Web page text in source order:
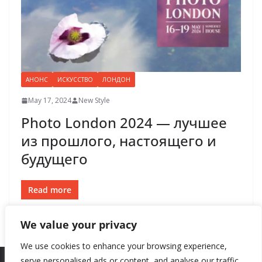
We value your privacy
We use cookies to enhance your browsing experience,
АНОНС ИСКУССТВО ЛОНДОН
May 17, 2024 New Style
Photo London 2024 — лучшее
из прошлого, настоящего и
будущего
Read more